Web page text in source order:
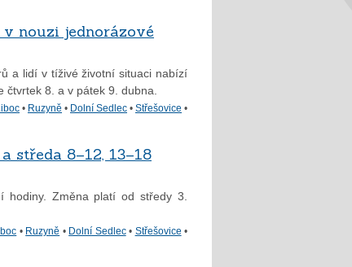
nouzi jednorázové
a lidí v tíživé životní situaci nabízí
čtvrtek 8. a v pátek 9. dubna.
• Ruzyně • Dolní Sedlec • Střešovice •
středa 8–12, 13–18
hodiny. Změna platí od středy 3.
• Ruzyně • Dolní Sedlec• Střešovice •